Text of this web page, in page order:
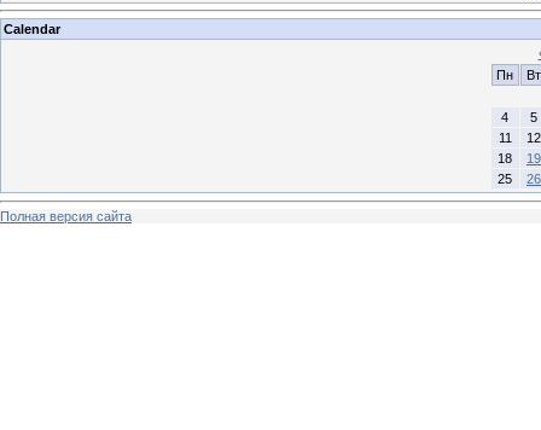
Calendar
Пн
Вт
4
5
11
12
18
19
25
26
Полная версия сайта